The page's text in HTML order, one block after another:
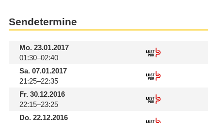
Sendetermine
Mo.23.01.2017
01:30–02:40
Sa.07.01.2017
21:25–22:35
Fr.30.12.2016
22:15–23:25
Do.22.12.2016